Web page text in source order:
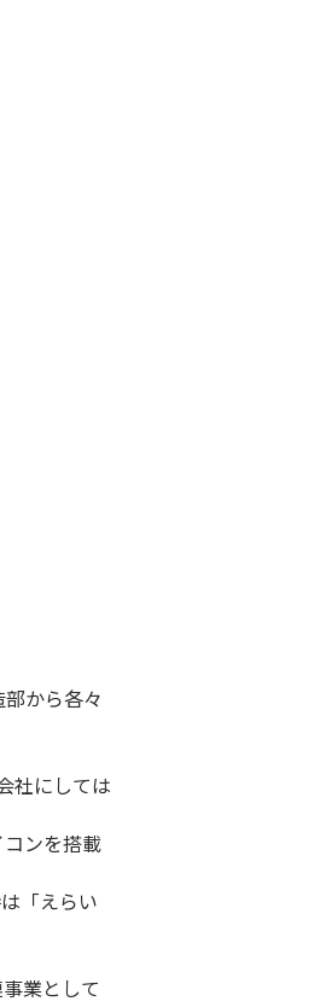
から各々
社にしては
ンを搭載
「えらい
業として